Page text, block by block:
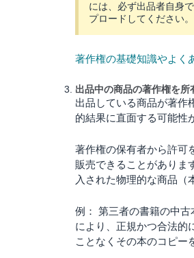
には、必ず出品者自身
プロードしてください。
著作権の基礎知識やよく
出品中の商品の著作権を所
出品している商品が著作
的結果に直面する可能性
著作権の保有者から許可
販売できることがありま
入された物理的な商品（
例： 第三者の書籍の中
により、正規かつ合法的
ことなくその本のコピー